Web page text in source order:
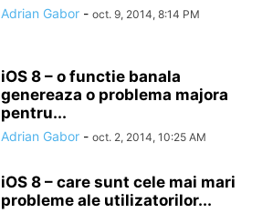
Adrian Gabor - oct. 9, 2014, 8:14 PM
iOS 8 – o functie banala
genereaza o problema majora
pentru...
Adrian Gabor - oct. 2, 2014, 10:25 AM
iOS 8 – care sunt cele mai mari
probleme ale utilizatorilor...